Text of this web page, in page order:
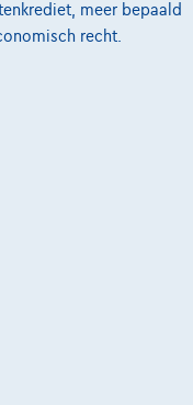
meer bepaald
recht.